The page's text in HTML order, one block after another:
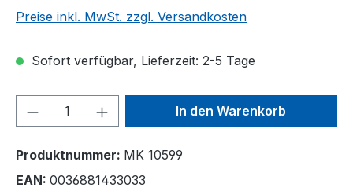
Preise inkl. MwSt. zzgl. Versandkosten
Sofort verfügbar, Lieferzeit: 2-5 Tage
Produkt Anzahl: Gib denIn den Warenkorb
Produktnummer: MK 10599
EAN: 0036881433033